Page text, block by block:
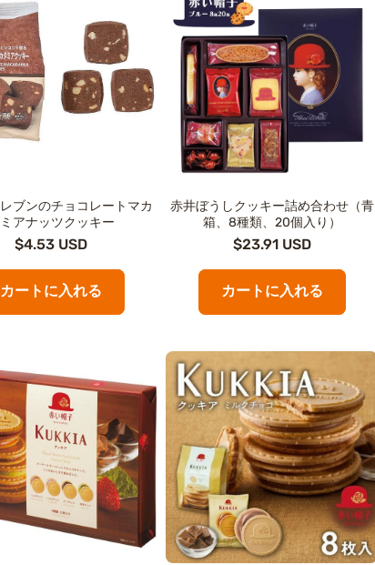
ブンのチョコレートマカ
アナッツクッキー
$4.53 USD
カートに入れる
赤井ぼうしクッキー詰め合わせ（青
箱、8種類、20個入り）
$23.91 USD
カートに入れる